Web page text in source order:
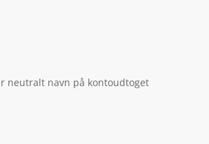
neutralt navn på kontoudtoget